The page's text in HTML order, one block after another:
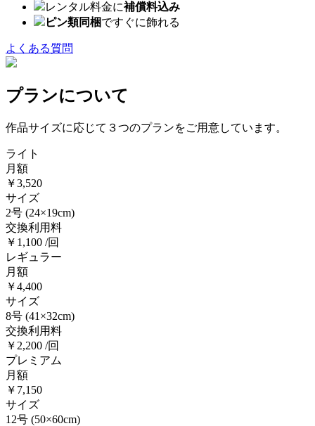
レンタル料金に補償料込み
ピン類同梱ですぐに飾れる
よくある質問
プランについて
作品サイズに応じて３つのプランをご用意しています。
ライト
月額
￥3,520
サイズ
2号 (24×19cm)
交換利用料
￥1,100 /回
レギュラー
月額
￥4,400
サイズ
8号 (41×32cm)
交換利用料
￥2,200 /回
プレミアム
月額
￥7,150
サイズ
12号 (50×60cm)